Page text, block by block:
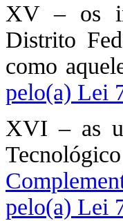
XV – os
Distrito
como
pelo(a) Lei
XVI – as
pelo(a) Lei